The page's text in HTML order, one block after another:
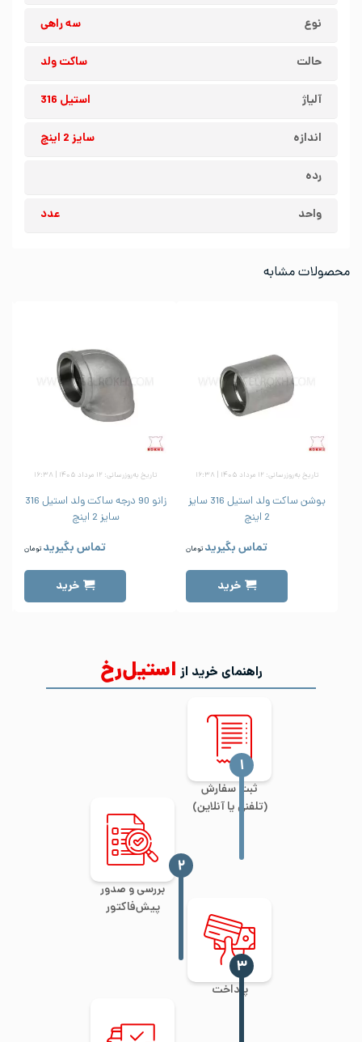
نوع سه راهی
حالت ساکت ولد
آلیاژ استیل 316
اندازه سایز 2 اینچ
رده
واحد عدد
محصولات مشابه
تاریخ به‌روزرسانی: ۱۲ مرداد ۱۴۰۵ | ۱۶:۳۸
بوشن ساکت ولد استیل 316 سایز
2 اینچ
تماس بگیرید تومان
خرید
تاریخ به‌روزرسانی: ۱۲ مرداد ۱۴۰۵ | ۱۶:۳۸
زانو 90 درجه ساکت ولد استیل 316
سایز 2 اینچ
تماس بگیرید تومان
خرید
راهنمای خرید از استیل‌رخ
ثبت سفارش
(تلفنی یا آنلاین)
‍۱
بررسی و صدور
پیش‌فاکتور
‍۲
پرداخت
‍۳